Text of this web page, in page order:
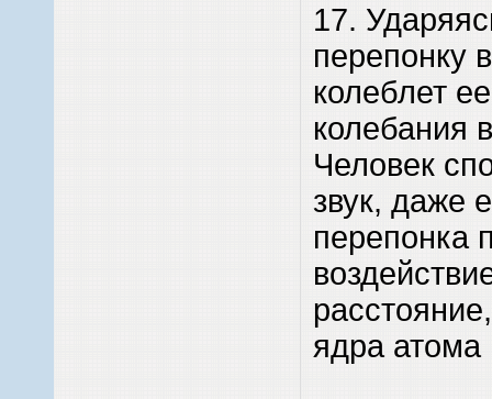
17.
перепонку
колеблет
колебания
Человек
звук, даже
перепонка
ядра атома